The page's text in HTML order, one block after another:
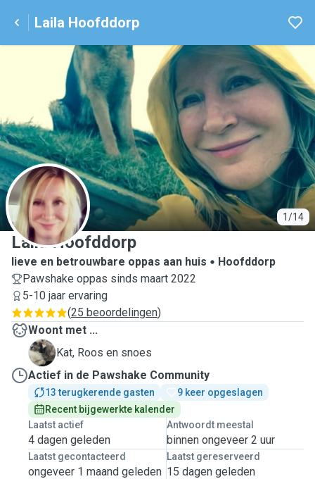
Laila Hoofddorp
1/14
L
Laila Hoofddorp
lieve en betrouwbare oppas aan huis
Hoofddorp
Pawshake oppas sinds maart 2022
5-10 jaar ervaring
(25 beoordelingen)
Woont met ...
R
Kat, Roos en snoes
Actief in de Pawshake Community
13 terugkerende gasten
9 keer opgeslagen
Recent bijgewerkte kalender
Laatst actief
4 dagen geleden
Antwoordt meestal
binnen ongeveer 2 uur
Laatst gecontacteerd
ongeveer 1 maand geleden
Laatst gereserveerd
15 dagen geleden